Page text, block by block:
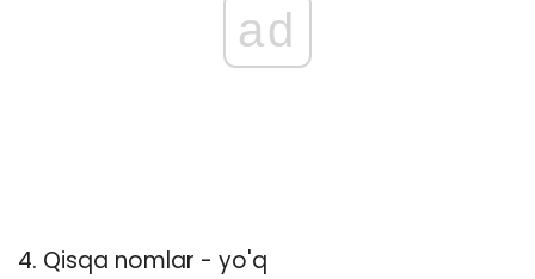
ad
4. Qisqa nomlar - yo'q